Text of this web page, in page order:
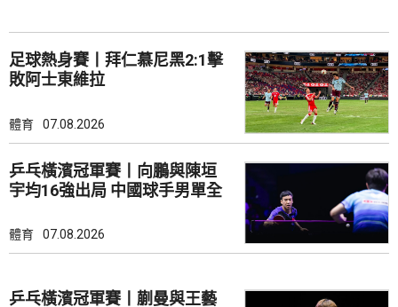
足球熱身賽丨拜仁慕尼黑2:1擊
敗阿士東維拉
體育 07.08.2026
乒乓橫濱冠軍賽丨向鵬與陳垣
宇均16強出局 中國球手男單全
體育 07.08.2026
乒乓橫濱冠軍賽丨蒯曼與王藝